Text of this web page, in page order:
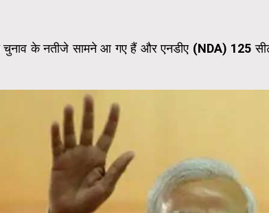
चुनाव के नतीजे सामने आ गए हैं और एनडीए (NDA) 125